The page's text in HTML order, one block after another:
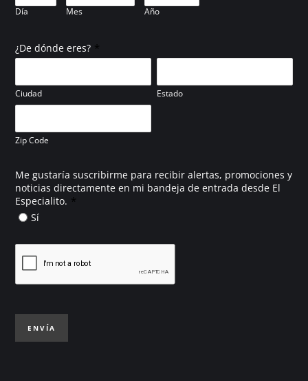
Día Mes Año
¿De dónde eres? *
Ciudad Estado
Zip Code
Me gustaría suscribirme para recibir alertas, promociones y
noticias directamente en mi bandeja de entrada desde El
Especialito. *
Sí
ENVÍA